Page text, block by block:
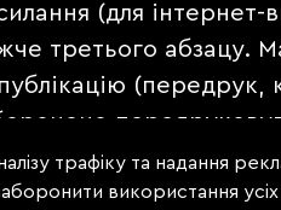
(для
третього абзацу.
(передрук,
ЗА
трафіку та надання
використання